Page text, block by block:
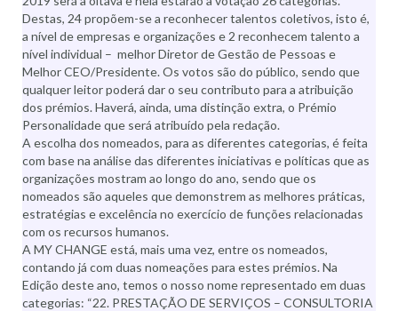
Destas, 24 propõem-se a reconhecer talentos coletivos, isto é,
a nível de empresas e organizações e 2 reconhecem talento a
nível individual – melhor Diretor de Gestão de Pessoas e
Melhor CEO/Presidente. Os votos são do público, sendo que
qualquer leitor poderá dar o seu contributo para a atribuição
dos prémios. Haverá, ainda, uma distinção extra, o Prémio
Personalidade que será atribuído pela redação.
A escolha dos nomeados, para as diferentes categorias, é feita
com base na análise das diferentes iniciativas e políticas que as
organizações mostram ao longo do ano, sendo que os
nomeados são aqueles que demonstrem as melhores práticas,
estratégias e excelência no exercício de funções relacionadas
com os recursos humanos.
A MY CHANGE está, mais uma vez, entre os nomeados,
contando já com duas nomeações para estes prémios. Na
Edição deste ano, temos o nosso nome representado em duas
categorias: “22. PRESTAÇÃO DE SERVIÇOS – CONSULTORIA